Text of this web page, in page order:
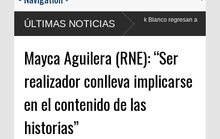
ÚLTIMAS NOTICIAS
Blanco regresan a
Mayca Aguilera (RNE): “Ser
realizador conlleva implicarse
en el contenido de las
historias”